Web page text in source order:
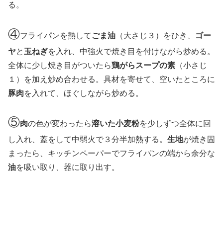
る。
④フライパンを熱して ごま油 （大さじ３）をひき、
ゴー
ヤと 玉ねぎを入れ、中強火で焼き目を付けながら炒める。
全体に少し焼き目がついたら鶏がらスープの素 （小さじ
１）を加え炒め合わせる。具材を寄せて、空いたところに
豚肉を入れて、ほぐしながら炒める。
⑤肉の色が変わったら溶いた小麦粉を少しずつ全体に回
し入れ、蓋をして中弱火で３分半加熱する。 生地が焼き固
まったら、キッチンペーパーでフライパンの端から余分な
油を吸い取り、器に取り出す。